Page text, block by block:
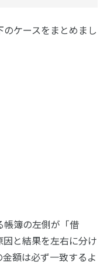
ケースをまとめまし
帳簿の左側が「借
と結果を左右に分け
額は必ず一致するよ